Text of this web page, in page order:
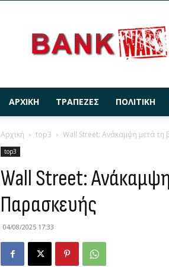
ΑΡΧΙΚΉ ΤΡΆΠΕΖΕΣ ΠΟΛΙΤΙΚΉ
Αρχική top3 Wall Street: Ανάκαμψη μετά τη
top3
Wall Street:
Παρασκευής
04/08/2025 17:33